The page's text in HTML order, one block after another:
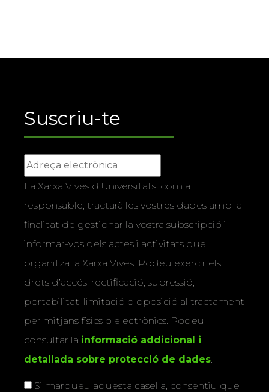
Suscriu-te
La Xarxa Vives d’Universitats, com a
responsable, tractarà les vostres dades amb la
finalitat de gestionar la vostra subscripció i
informar-vos dels actes i activitats que
organitza la Xarxa Vives. Podeu exercir els
drets d’accés, rectificació, supressió,
portabilitat, limitació o oposició al tractament
per mitjans físics o electrònics. Podeu
consultar la informació addicional i
detallada sobre protecció de dades
Si marqueu aquesta casella, consentiu que